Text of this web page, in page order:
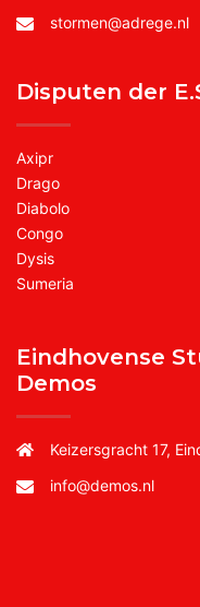
stormen@adrege.nl
Disputen der
Axipr
Drago
Diabolo
Congo
Dysis
Sumeria
Eindhovense
Demos
Keizersgracht 17,
info@demos.nl